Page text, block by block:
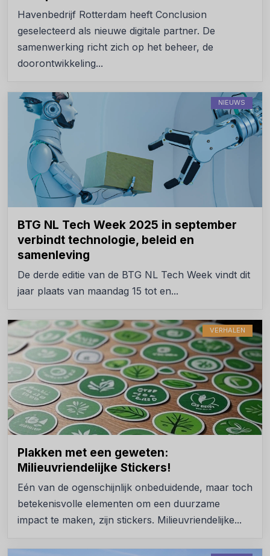
Havenbedrijf Rotterdam heeft Conclusion
geselecteerd als nieuwe digitale partner. De
samenwerking richt zich op het beheer, de
doorontwikkeling...
NIEUWS
BTG NL Tech Week 2025 in september
verbindt technologie, beleid en
samenleving
De derde editie van de BTG NL Tech Week vindt dit
jaar plaats van maandag 15 tot en...
VERHALEN
Plakken met een geweten:
Milieuvriendelijke Stickers!
Eén van de ogenschijnlijk onbeduidende, maar toch
betekenisvolle elementen om een duurzame
impact te maken, zijn stickers. Milieuvriendelijke...